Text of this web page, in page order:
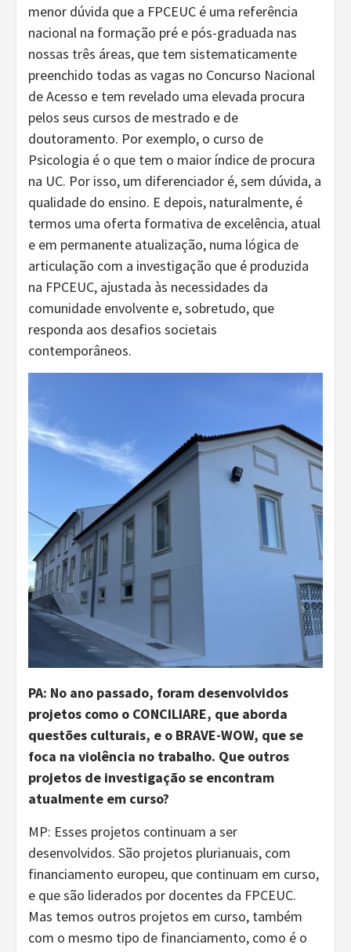
menor dúvida que a FPCEUC é uma referência
nacional na formação pré e pós-graduada nas
nossas três áreas, que tem sistematicamente
preenchido todas as vagas no Concurso Nacional
de Acesso e tem revelado uma elevada procura
pelos seus cursos de mestrado e de
doutoramento. Por exemplo, o curso de
Psicologia é o que tem o maior índice de procura
na UC. Por isso, um diferenciador é, sem dúvida, a
qualidade do ensino. E depois, naturalmente, é
termos uma oferta formativa de excelência, atual
e em permanente atualização, numa lógica de
articulação com a investigação que é produzida
na FPCEUC, ajustada às necessidades da
comunidade envolvente e, sobretudo, que
responda aos desafios societais
contemporâneos.
PA: No ano passado, foram desenvolvidos
projetos como o CONCILIARE, que aborda
questões culturais, e o BRAVE-WOW, que se
foca na violência no trabalho. Que outros
projetos de investigação se encontram
atualmente em curso?
MP: Esses projetos continuam a ser
desenvolvidos. São projetos plurianuais, com
financiamento europeu, que continuam em curso,
e que são liderados por docentes da FPCEUC.
Mas temos outros projetos em curso, também
com o mesmo tipo de financiamento, como é o